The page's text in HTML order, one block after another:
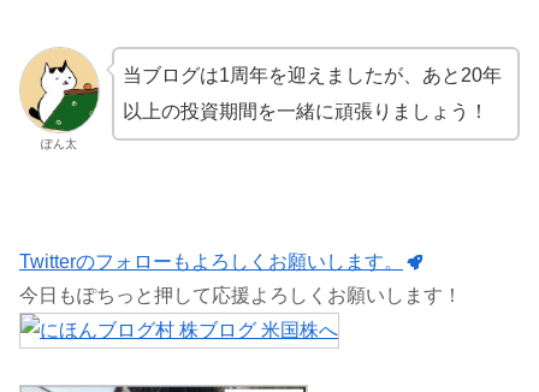
ぽん太
当ブログは1周年を迎えましたが、あと20年
以上の投資期間を一緒に頑張りましょう！
Twitterのフォローもよろしくお願いします。
今日もぽちっと押して応援よろしくお願いします！